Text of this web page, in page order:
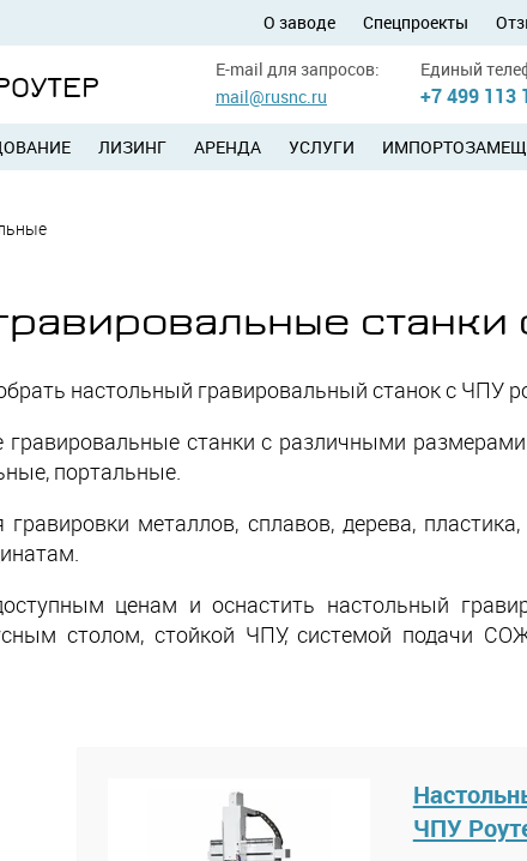
О заводе Спецпроекты
E-mail для запросов:
mail@rusnc.ru
Единый
+7 499 113
ЛИЗИНГ АРЕНДА УСЛУГИ
станки
настольный гравировальный станок с ЧПУ
станки с различными размерами
портальные.
металлов, сплавов, дерева,
ценам и оснастить настольный
столом, стойкой ЧПУ, системой подачи
ЧПУ